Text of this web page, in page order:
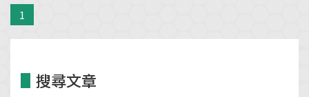
1
搜尋文章